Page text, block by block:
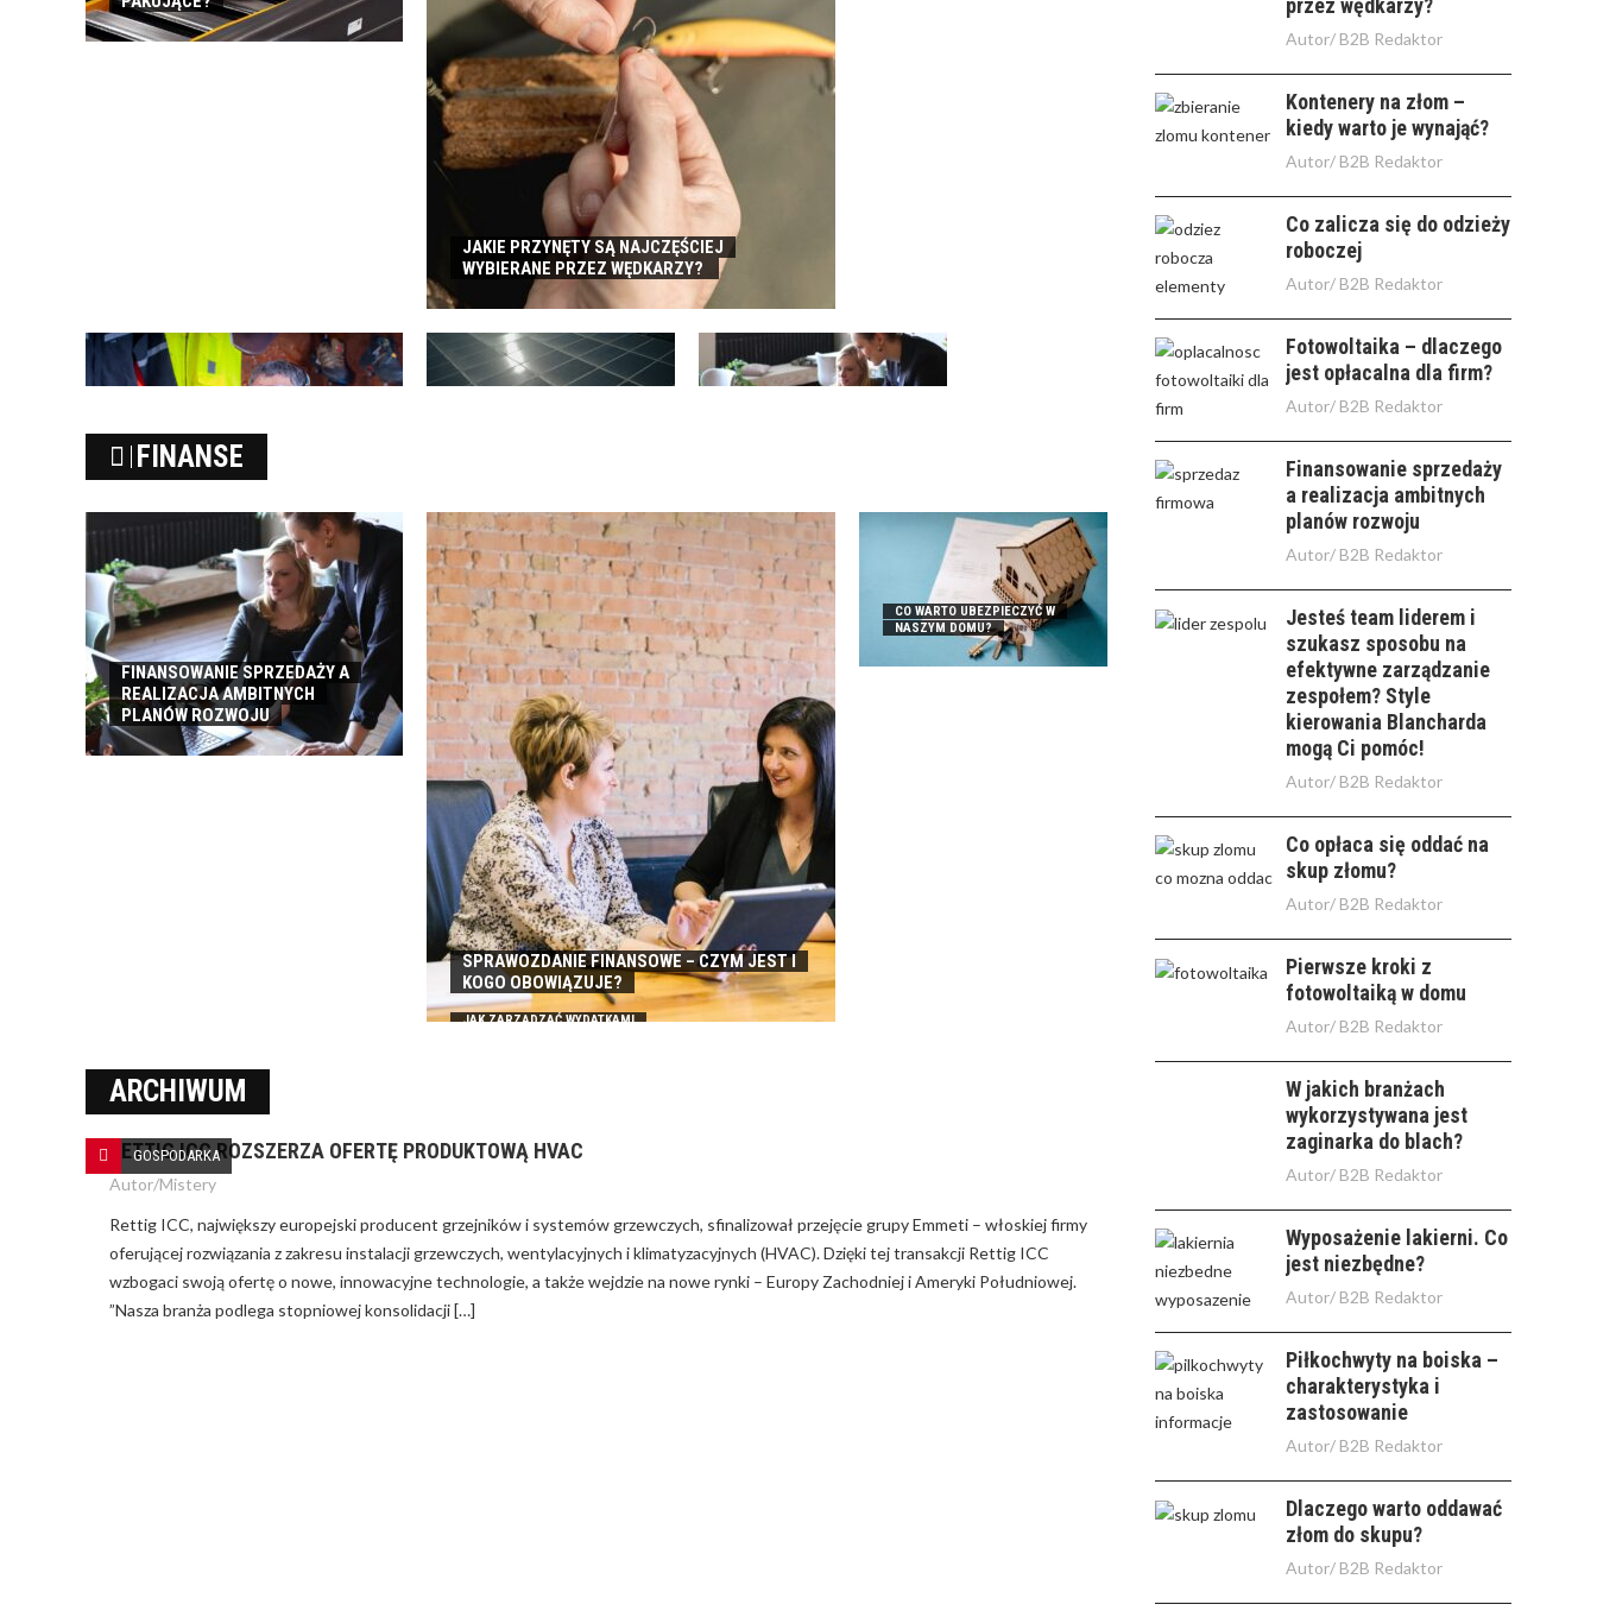
JAKIE PRZYNĘTY SĄ NAJCZĘŚCIEJ
WYBIERANE PRZEZ WĘDKARZY?
CO ZALICZA SIĘ DO ODZIEŻY
ROBOCZEJ
FINANSE
FINANSOWANIE SPRZEDAŻY A
REALIZACJA AMBITNYCH
PLANÓW ROZWOJU
SPRAWOZDANIE FINANSOWE – CZYM JEST I
KOGO OBOWIĄZUJE?
CO WARTO UBEZPIECZYĆ W
NASZYM DOMU?
NA CZYM POLEGA KREDYT Z
GWARANCJĄ DE MINIMIS?
JAK ZARZĄDZAĆ WYDATKAMI
ARCHIWUM
GOSPODARKA
RETTIG ICC ROZSZERZA OFERTĘ PRODUKTOWĄ HVAC
Autor/Mistery
Rettig ICC, największy europejski producent grzejników i systemów grzewczych, sfinalizował przejęcie grupy Emmeti – włoskiej firmy
oferującej rozwiązania z zakresu instalacji grzewczych, wentylacyjnych i klimatyzacyjnych (HVAC). Dzięki tej transakcji Rettig ICC
wzbogaci swoją ofertę o nowe, innowacyjne technologie, a także wejdzie na nowe rynki – Europy Zachodniej i Ameryki Południowej.
”Nasza branża podlega stopniowej konsolidacji […]
przez wędkarzy?
Autor/ B2B Redaktor
Kontenery na złom –
kiedy warto je wynająć?
Autor/ B2B Redaktor
Co zalicza się do odzieży
roboczej
Autor/ B2B Redaktor
Fotowoltaika – dlaczego
jest opłacalna dla firm?
Autor/ B2B Redaktor
Finansowanie sprzedaży
a realizacja ambitnych
planów rozwoju
Autor/ B2B Redaktor
Jesteś team liderem i
szukasz sposobu na
efektywne zarządzanie
zespołem? Style
kierowania Blancharda
mogą Ci pomóc!
Autor/ B2B Redaktor
Co opłaca się oddać na
skup złomu?
Autor/ B2B Redaktor
Pierwsze kroki z
fotowoltaiką w domu
Autor/ B2B Redaktor
W jakich branżach
wykorzystywana jest
zaginarka do blach?
Autor/ B2B Redaktor
Wyposażenie lakierni. Co
jest niezbędne?
Autor/ B2B Redaktor
Piłkochwyty na boiska –
charakterystyka i
zastosowanie
Autor/ B2B Redaktor
Dlaczego warto oddawać
złom do skupu?
Autor/ B2B Redaktor